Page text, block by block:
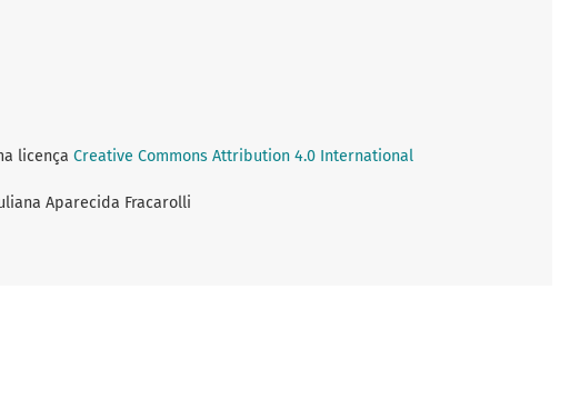
licença Creative Commons Attribution 4.0 International
Aparecida Fracarolli